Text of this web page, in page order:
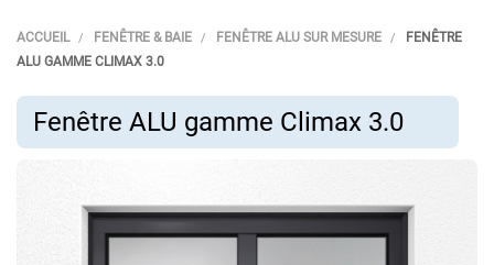
ACCUEIL FENÊTRE & BAIE FENÊTRE ALU SUR MESURE
FENÊTRE
ALU GAMME CLIMAX 3.0
Fenêtre ALU gamme Climax 3.0